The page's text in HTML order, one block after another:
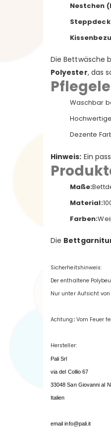
Nestchen
Die Bettwäsche
Polyester, das
Waschbar
Dezente
Hinweis: Ein
Maße:
Material:
Farben:
Die
Sicherheitshinweis:
Der enthaltene
Nur unter Aufsicht
Achtung :Vom Feuer
Hersteller:
Pali Srl
via del Collio 67
33048 San Giovanni al
Italien
email info@pali.it